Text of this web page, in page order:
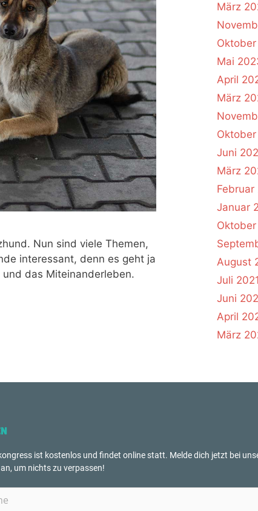
Nun sind viele Themen,
interessant, denn es geht ja
das Miteinanderleben.
März
Mai
April
März
Juni
März
Februar
Januar
Oktober
August
Juli 2021
Juni
April
März
ist kostenlos und findet online statt. Melde dich jetzt bei
um nichts zu verpassen!